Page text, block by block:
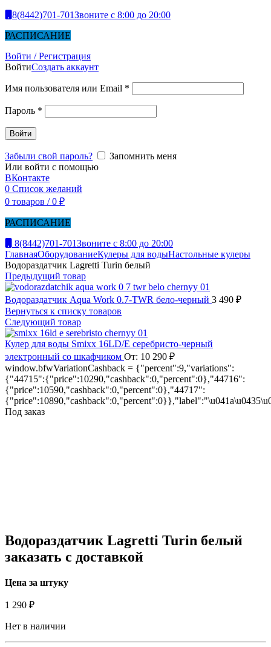
8(8442)701-701Звоните с 8:00 до 20:00
РАСПИСАНИЕ
Войти / Регистрация
ВойтиСоздать аккаунт
Имя пользователя или Email *
Пароль *
Войти
Забыли свой пароль?
Запомнить меня
Или войти с помощью
ВКонтакте
0 Список желаний
0 товаров / 0 ₽
РАСПИСАНИЕ
8(8442)701-701Звоните с 8:00 до 20:00
ГлавнаяОборудованиеКулеры для водыНастольные кулеры
Водораздатчик Lagretti Turin белый
Предыдущий товар
Водораздатчик Aqua Work 0.7-TWR бело-черный 3 490 ₽
Вернуться к списку товаров
Следующий товар
Кулер для воды Smixx 16LD/E серебристо-черный
электронный со шкафчиком От: 10 290 ₽
window.bfwVariationCashback = {"percent":9,"variations":
{"44715":{"price":10290,"cashback":0,"percent":0},"44716":
{"price":10590,"cashback":0,"percent":0},"44717":
Под заказ
Водораздатчик Lagretti Turin белый
заказать c доставкой
Цена за штуку
1 290 ₽
Нет в наличии